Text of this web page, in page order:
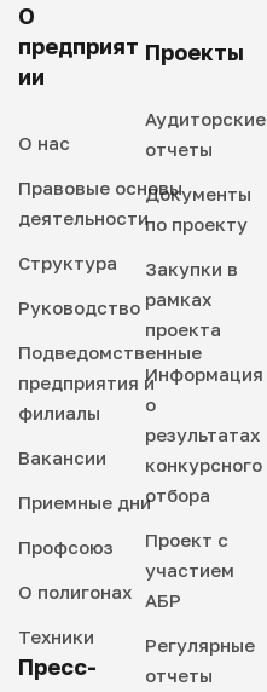
О
предприят
ии
О нас
Правовые основы
деятельности
Структура
Руководство
Подведомственные
предприятия и
филиалы
Вакансии
Приемные дни
Профсоюз
О полигонах
Техники
Пресс-
Проекты
Аудиторские
отчеты
Документы
по проекту
Закупки в
рамках
проекта
Информация
о
результатах
конкурсного
отбора
Проект с
участием
АБР
Регулярные
отчеты